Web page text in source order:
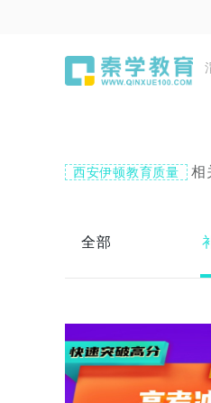
西安伊顿教育质量 相
全部